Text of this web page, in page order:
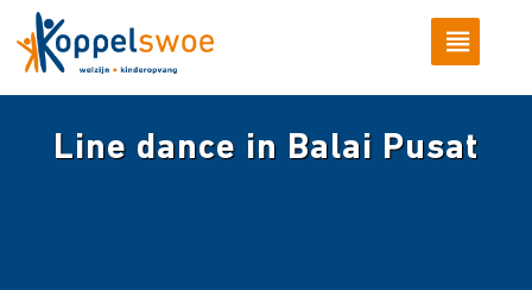
Line dance in Balai Pusat